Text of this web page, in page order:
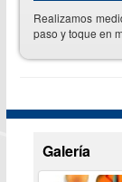
Realizamos
paso y toque en
Galería